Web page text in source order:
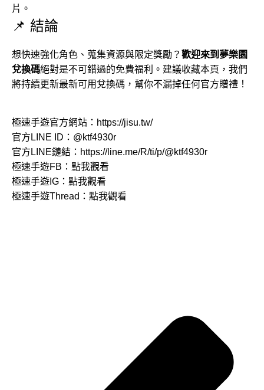
片。
📌 結論
想快速強化角色、蒐集資源與限定獎勵？ 歡迎來到夢樂園
兌換碼絕對是不可錯過的免費福利。建議收藏本頁，我們
將持續更新最新可用兌換碼，幫你不漏掉任何官方贈禮！
極速手遊官方網站： https://jisu.tw/
官方LINE ID： @ktf4930r
官方LINE鏈結： https://line.me/R/ti/p/@ktf4930r
極速手遊FB： 點我觀看
極速手遊IG： 點我觀看
極速手遊Thread： 點我觀看